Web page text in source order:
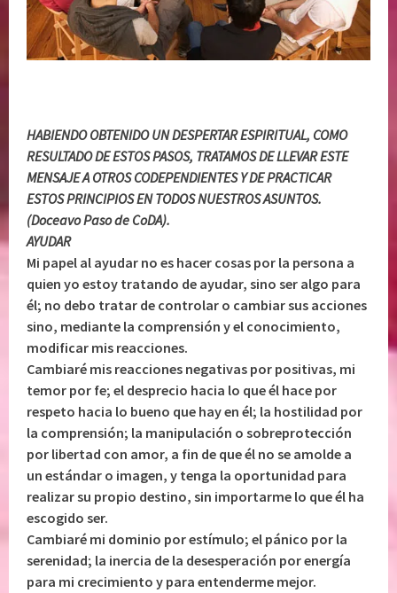
HABIENDO OBTENIDO UN DESPERTAR ESPIRITUAL, COMO
RESULTADO DE ESTOS PASOS, TRATAMOS DE LLEVAR ESTE
MENSAJE A OTROS CODEPENDIENTES Y DE PRACTICAR
ESTOS PRINCIPIOS EN TODOS NUESTROS ASUNTOS.
(Doceavo Paso de CoDA).
AYUDAR
Mi papel al ayudar no es hacer cosas por la persona a
quien yo estoy tratando de ayudar, sino ser algo para
él; no debo tratar de controlar o cambiar sus acciones
sino, mediante la comprensión y el conocimiento,
modificar mis reacciones.
Cambiaré mis reacciones negativas por positivas, mi
temor por fe; el desprecio hacia lo que él hace por
respeto hacia lo bueno que hay en él; la hostilidad por
la comprensión; la manipulación o sobreprotección
por libertad con amor, a fin de que él no se amolde a
un estándar o imagen, y tenga la oportunidad para
realizar su propio destino, sin importarme lo que él ha
escogido ser.
Cambiaré mi dominio por estímulo; el pánico por la
serenidad; la inercia de la desesperación por energía
para mi crecimiento y para entenderme mejor.